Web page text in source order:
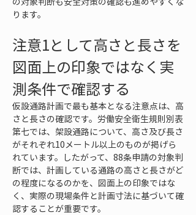
ります。
注意1として高さと長さを
図面上の印象ではなく実
測条件で確認する
仮設通路計画で最も基本となる注意点は、高
さと長さの確認です。労働安全衛生規則別表
第七では、架設通路について、高さ及び長さ
がそれぞれ10メートル以上のものが掲げら
れています。したがって、88条申請の対象判
断では、計画している通路の高さと長さがど
の程度になるのかを、図面上の印象ではな
く、実際の現場条件と計画寸法に基づいて確
認することが重要です。